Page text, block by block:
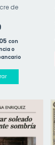
de
con
o